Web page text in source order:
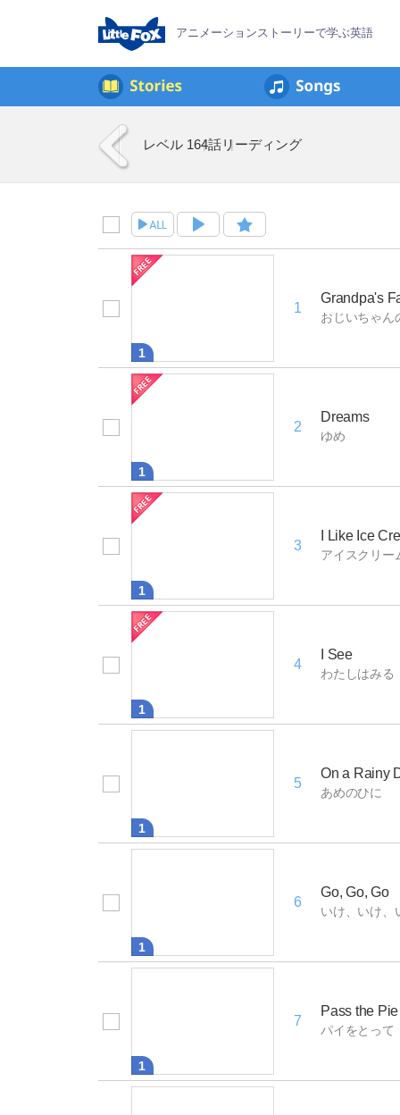
アニメーションストーリーで学ぶ英語
レベル 164話リーディング
1
1
Grandpa's
おじいちゃん
1
2
Dreams
ゆめ
1
3
I Like Ice
アイスクリー
1
4
I See
わたしはみる
1
5
On a Rainy
あめのひに
1
6
Go, Go, Go
いけ、いけ、
1
7
Pass the
パイをとって